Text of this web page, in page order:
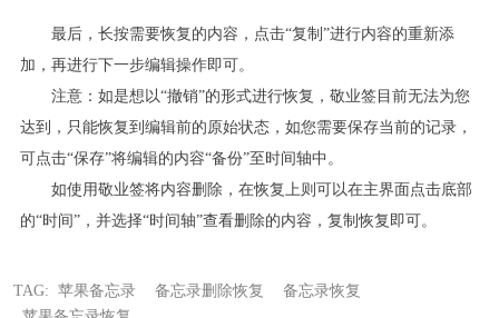
最后，长按需要恢复的内容，点击“复制”进行内容的重新添
加，再进行下一步编辑操作即可。
注意：如是想以“撤销”的形式进行恢复，敬业签目前无法为您
达到，只能恢复到编辑前的原始状态，如您需要保存当前的记录，
可点击“保存”将编辑的内容“备份”至时间轴中。
如使用敬业签将内容删除，在恢复上则可以在主界面点击底部
的“时间”，并选择“时间轴”查看删除的内容，复制恢复即可。
TAG: 苹果备忘录 备忘录删除恢复
备忘录恢复